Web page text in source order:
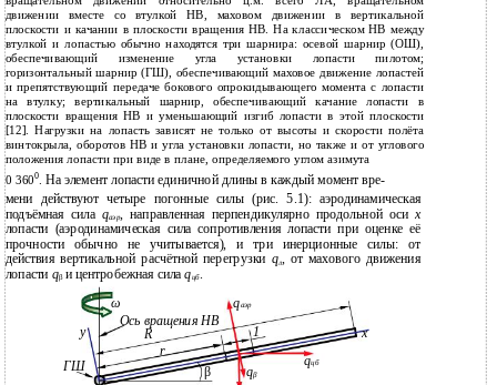
движении вместе со втулкой НВ, маховом движении в вертикальной
плоскости и качании в плоскости вращения НВ. На классическом НВ между
втулкой и лопастью обычно находятся три шарнира: осевой шарнир (ОШ),
обеспечивающий изменение угла установки лопасти пилотом;
горизонтальный шарнир (ГШ), обеспечивающий маховое движение лопастей
и препятствующий передаче бокового опрокидывающего момента с лопасти
на втулку; вертикальный шарнир, обеспечивающий качание лопасти в
плоскости вращения НВ и уменьшающий изгиб лопасти в этой плоскости
[12]. Нагрузки на лопасть зависят не только от высоты и скорости полёта
винтокрыла, оборотов НВ и угла установки лопасти, но также и от углового
положения лопасти при виде в плане, определяемого углом азимута
0 3600.На элемент лопасти единичной длины в каждый момент вре-
мени действуют четыре погонные силы (рис. 5.1): аэродинамическая
подъёмная сила qаэр, направленная перпендикулярно продольной осих
лопасти (аэродинамическая сила сопротивления лопасти при оценке её
прочности обычно не учитывается), и три инерционные силы: от
действия вертикальной расчётной перегрузки qл, от махового движения
лопасти qβ и центробежная силаqцб.
ω
qаэр
у
Ось вращения НВ
1
x
R
ГШ
r
qцб
β qβ